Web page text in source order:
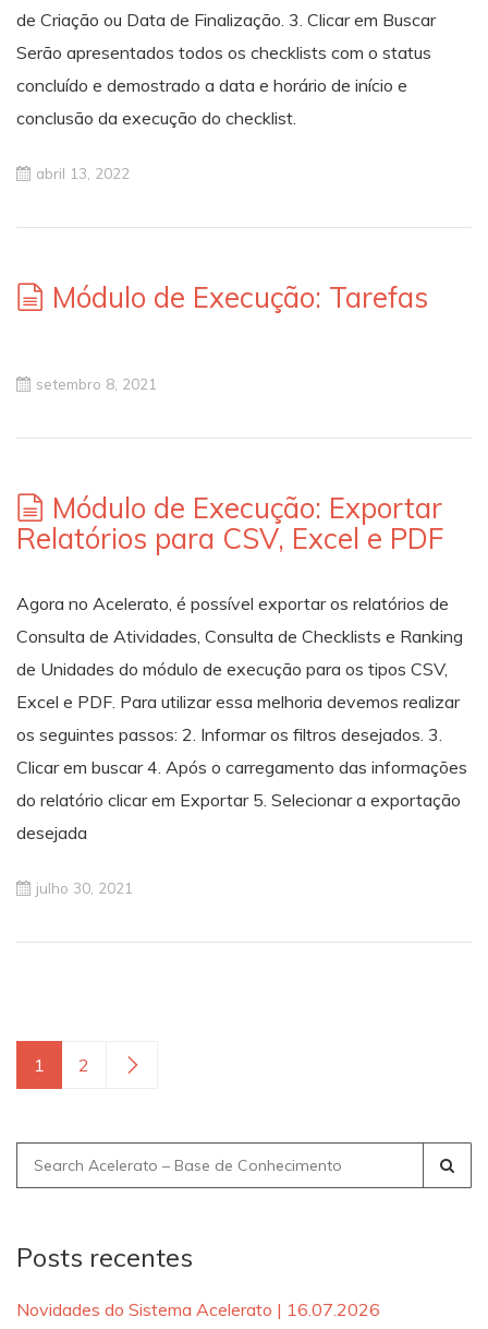
de Criação ou Data de Finalização. 3. Clicar em Buscar
Serão apresentados todos os checklists com o status
concluído e demostrado a data e horário de início e
conclusão da execução do checklist.
abril 13, 2022
Módulo de Execução: Tarefas
setembro 8, 2021
Módulo de Execução: Exportar
Relatórios para CSV, Excel e PDF
Agora no Acelerato, é possível exportar os relatórios de
Consulta de Atividades, Consulta de Checklists e Ranking
de Unidades do módulo de execução para os tipos CSV,
Excel e PDF. Para utilizar essa melhoria devemos realizar
os seguintes passos: 2. Informar os filtros desejados. 3.
Clicar em buscar 4. Após o carregamento das informações
do relatório clicar em Exportar 5. Selecionar a exportação
desejada
julho 30, 2021
1 2
Search
for:
Posts recentes
Novidades do Sistema Acelerato | 16.07.2026